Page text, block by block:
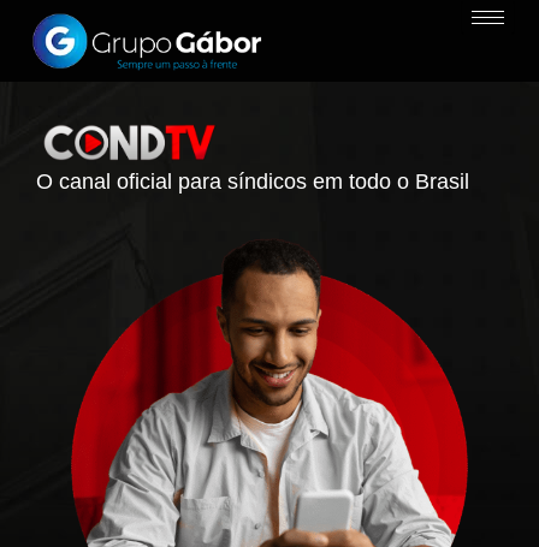
O canal oficial para síndicos em todo o Brasil